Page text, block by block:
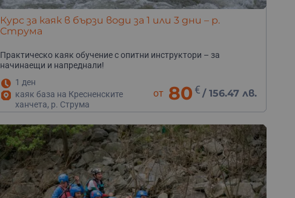
Курс за каяк в бързи води за 1 или 3 дни – р.
Струма
Практическо каяк обучение с опитни инструктори – за
начинаещи и напреднали!
1 ден
каяк база на Кресненските
ханчета, р. Струма
от 80 € / 156.47 лв.